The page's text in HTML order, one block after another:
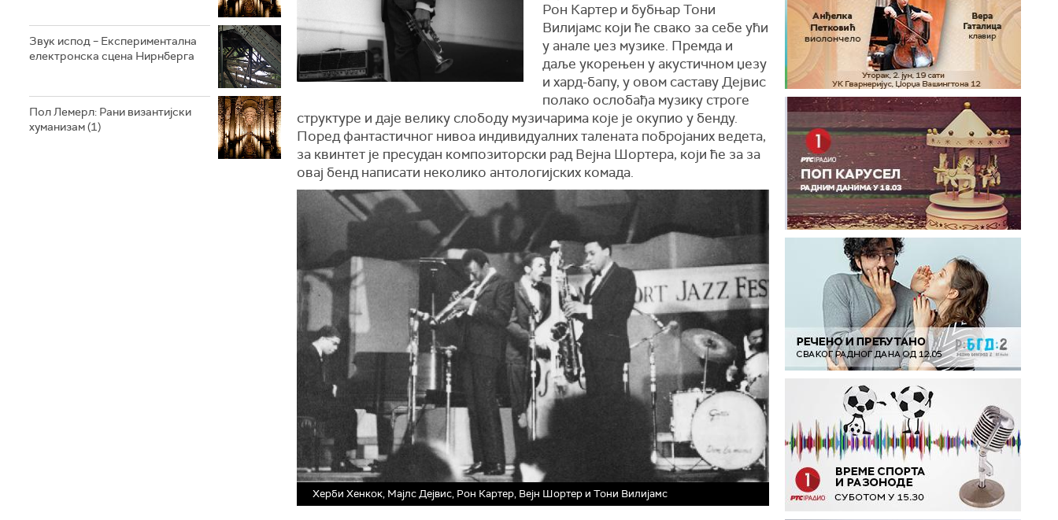
Звук испод – Експериментална
електронска сцена Нирнберга
Пол Лемерл: Рани византијски
хуманизам (1)
Рон Картер и бубњар Тони
Вилијамс који ће свако за себе ући
у анале џез музике. Премда и
даље укорењен у акустичном џезу
и хард-бапу, у овом саставу Дејвис
полако ослобађа музику строге
структуре и даје велику слободу музичарима које је окупио у бенду.
Поред фантастичног нивоа индивидуалних талената побројаних ведета,
за квинтет је пресудан композиторски рад Вејна Шортера, који ће за за
овај бенд написати неколико антологијских комада.
Херби Хенкок, Мајлс Дејвис, Рон Картер, Вејн Шортер и Тони Вилијамс